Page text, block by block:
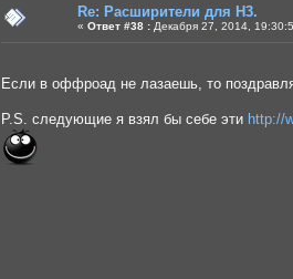
Re: Расширители для Н3.
« Ответ #38 : Декабря 27, 2014,
Если в оффроад не лазаешь, то
P.S. следующие я взял бы себе эти http://